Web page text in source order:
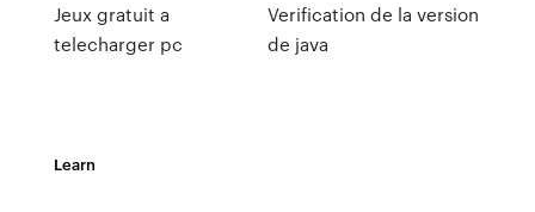
Jeux gratuit a
telecharger pc
Verification de la version
de java
Learn